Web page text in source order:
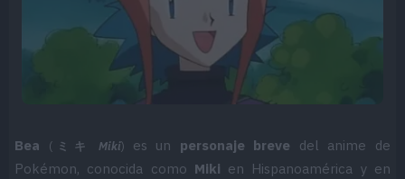
Bea (ミキ Miki) es un personaje breve del anime de
Pokémon, conocida como Miki en Hispanoamérica y en